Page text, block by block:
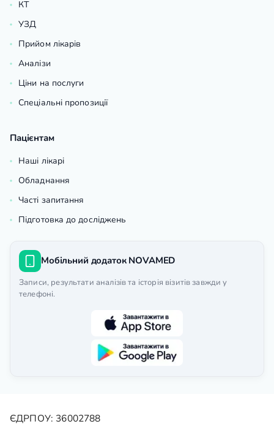
КТ
УЗД
Прийом лікарів
Аналізи
Ціни на послуги
Спеціальні пропозиції
Пацієнтам
Наші лікарі
Обладнання
Часті запитання
Підготовка до досліджень
Мобільний додаток NOVAMED
Записи, результати аналізів та історія візитів завжди у
телефоні.
ЄДРПОУ: 36002788